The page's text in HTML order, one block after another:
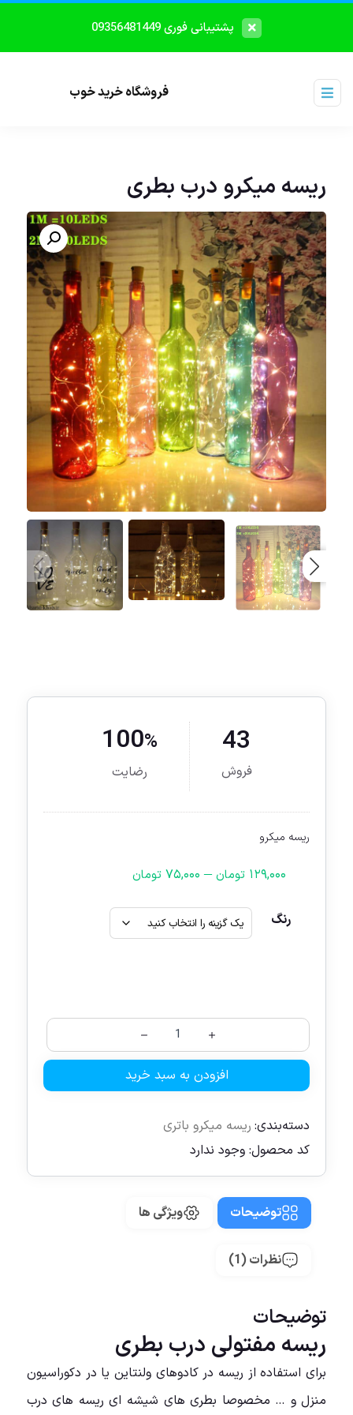
پشتیبانی فوری 09356481449
فروشگاه خرید خوب
ریسه میکرو درب بطری
43
فروش
100%
رضایت
ریسه میکرو
۱۲۹,۰۰۰ تومان – ۷۵,۰۰۰ تومان
رنگ
افزودن به سبد خرید
دسته‌بندی: ریسه میکرو باتری
کد محصول: وجود ندارد
توضیحات ویژگی ها
نظرات (1)
توضیحات
ریسه مفتولی درب بطری
برای استفاده از ریسه در کادوهای ولنتاین یا در دکوراسیون
منزل و … مخصوصا بطری های شیشه ای ریسه های درب